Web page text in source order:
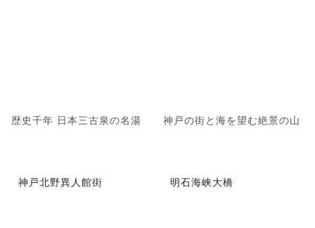
歴史千年 日本三古泉の名湯 神戸の街と海を望む絶景の山
神戸北野異人館街 明石海峡大橋